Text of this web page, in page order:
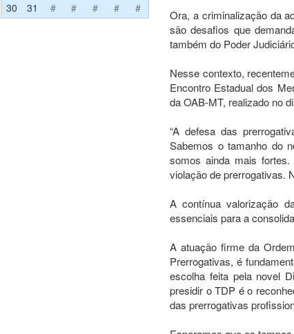
30
31 # # # # #
Ora, a criminalização da
são desafios que
também do Poder
Nesse contexto,
Encontro Estadual dos
da OAB-MT, realizado
“A defesa das
Sabemos o tamanho do
somos ainda mais
violação de prerrogativas.
A contínua valorização
essenciais para a
A atuação firme da
Prerrogativas, é
escolha feita pela novel
presidir o TDP é o
das prerrogativas